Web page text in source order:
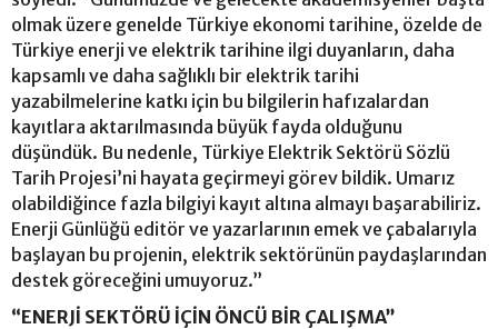
olmak üzere genelde Türkiye ekonomi tarihine, özelde de
Türkiye enerji ve elektrik tarihine ilgi duyanların, daha
kapsamlı ve daha sağlıklı bir elektrik tarihi
yazabilmelerine katkı için bu bilgilerin hafızalardan
kayıtlara aktarılmasında büyük fayda olduğunu
düşündük. Bu nedenle, Türkiye Elektrik Sektörü Sözlü
Tarih Projesi’ni hayata geçirmeyi görev bildik. Umarız
olabildiğince fazla bilgiyi kayıt altına almayı başarabiliriz.
Enerji Günlüğü editör ve yazarlarının emek ve çabalarıyla
başlayan bu projenin, elektrik sektörünün paydaşlarından
destek göreceğini umuyoruz.”
“ENERJİ SEKTÖRÜ İÇİN ÖNCÜ BİR ÇALIŞMA”